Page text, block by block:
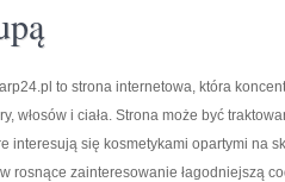
to strona internetowa, która
włosów i ciała. Strona może być
interesują się kosmetykami opartymi na
rosnące zainteresowanie łagodniejszą